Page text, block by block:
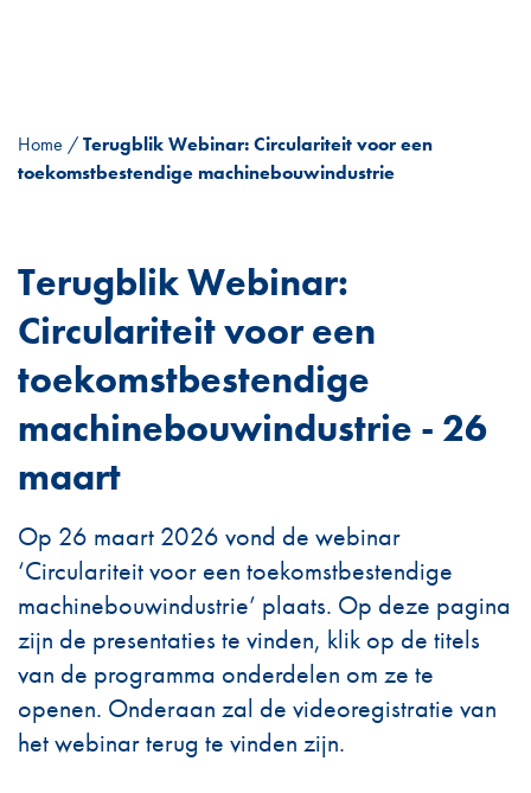
Home /Terugblik Webinar: Circulariteit voor een
toekomstbestendige machinebouwindustrie
Terugblik Webinar:
Circulariteit voor een
toekomstbestendige
machinebouwindustrie - 26
maart
Op 26 maart 2026 vond de webinar
‘Circulariteit voor een toekomstbestendige
machinebouwindustrie’ plaats. Op deze pagina
zijn de presentaties te vinden, klik op de titels
van de programma onderdelen om ze te
openen. Onderaan zal de videoregistratie van
het webinar terug te vinden zijn.